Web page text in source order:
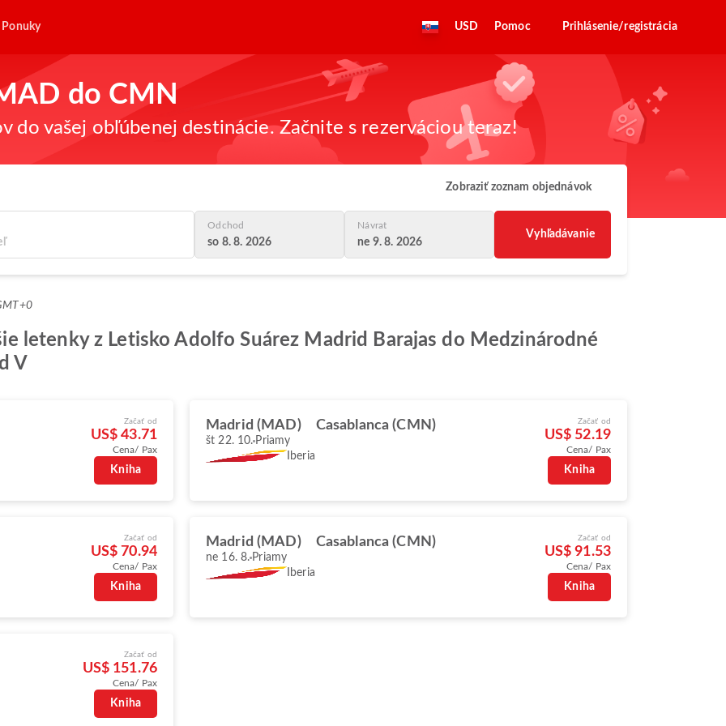
Ponuky USD Pomoc Prihlásenie/registrácia
do CMN
do vašej obľúbenej destinácie. Začnite s rezerváciou teraz!
Zobraziť zoznam objednávok
Odchod
so 8. 8. 2026
Návrat
ne 9. 8. 2026
Vyhľadávanie
letenky z Letisko Adolfo Suárez Madrid Barajas do Medzinárodné
V
Začať od
US$ 43.71
Cena/ Pax
Kniha
Madrid (MAD) Casablanca (CMN)
št 22. 10. Priamy
Iberia
Začať od
US$ 52.19
Cena/ Pax
Kniha
Začať od
US$ 70.94
Cena/ Pax
Kniha
Madrid (MAD) Casablanca (CMN)
ne 16. 8. Priamy
Iberia
Začať od
US$ 91.53
Cena/ Pax
Kniha
Začať od
US$ 151.76
Cena/ Pax
Kniha